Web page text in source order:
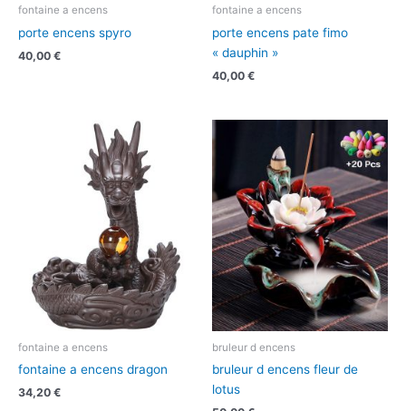
fontaine a encens
porte encens spyro
40,00 €
fontaine a encens
porte encens pate fimo
« dauphin »
40,00 €
fontaine a encens
fontaine a encens dragon
34,20 €
bruleur d encens
bruleur d encens fleur de
lotus